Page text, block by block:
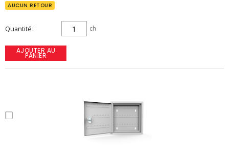
AUCUN RETOUR
Quantité ch
AJOUTER AU
PANIER